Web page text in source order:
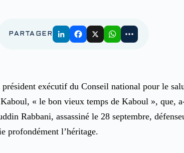
PARTAGER
exécutif du Conseil national pour le
« le bon vieux temps de Kaboul », que,
Rabbani, assassiné le 28 septembre,
profondément l’héritage.